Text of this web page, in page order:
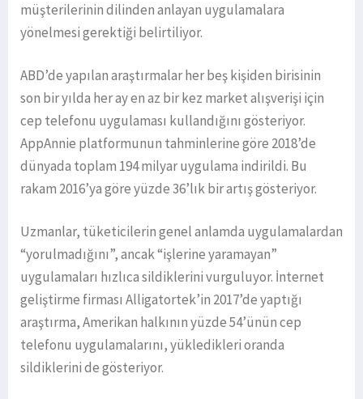
müşterilerinin dilinden anlayan uygulamalara
yönelmesi gerektiği belirtiliyor.
ABD’de yapılan araştırmalar her beş kişiden birisinin
son bir yılda her ay en az bir kez market alışverişi için
cep telefonu uygulaması kullandığını gösteriyor.
AppAnnie platformunun tahminlerine göre 2018’de
dünyada toplam 194 milyar uygulama indirildi. Bu
rakam 2016’ya göre yüzde 36’lık bir artış gösteriyor.
Uzmanlar, tüketicilerin genel anlamda uygulamalardan
“yorulmadığını”, ancak “işlerine yaramayan”
uygulamaları hızlıca sildiklerini vurguluyor. İnternet
geliştirme firması Alligatortek’in 2017’de yaptığı
araştırma, Amerikan halkının yüzde 54’ünün cep
telefonu uygulamalarını, yükledikleri oranda
sildiklerini de gösteriyor.